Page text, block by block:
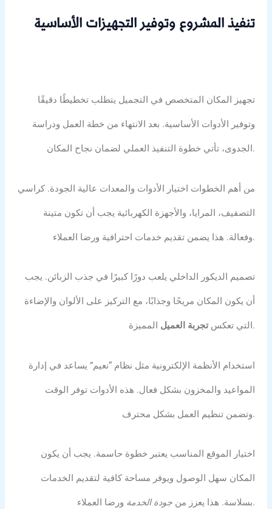
تنفيذ المشروع وتوفير التجهيزات الأساسية
تجهيز المكان المتخصص في التجميل يتطلب تخطيطًا دقيقًا
وتوفير الأدوات الأساسية. بعد الانتهاء من خطة العمل ودراسة
الجدوى، تأتي خطوة التنفيذ العملي لضمان نجاح المكان.
من أهم الخطوات اختيار الأدوات والمعدات عالية الجودة. كراسي
التصفيف، المرايا، والأجهزة الكهربائية يجب أن تكون متينة
وفعالة. هذا يضمن تقديم خدمات احترافية ورضا العملاء.
تصميم الديكور الداخلي يلعب دورًا كبيرًا في جذب الزبائن. يجب
أن يكون المكان مريحًا وجذابًا، مع التركيز على الألوان والإضاءة
التي تعكستجربة العميل المميزة.
استخدام الأنظمة الإلكترونية مثل نظام “نعيم” يساعد في إدارة
المواعيد والمخزون بشكل فعال. هذه الأدوات توفر الوقت
وتضمن تنظيم العمل بشكل محترف.
اختيار الموقع المناسب يعتبر خطوة حاسمة. يجب أن يكون
المكان سهل الوصول ويوفر مساحة كافية لتقديم الخدمات
بسلاسة. هذا يعزز من جودة الخدمة ورضا العملاء.